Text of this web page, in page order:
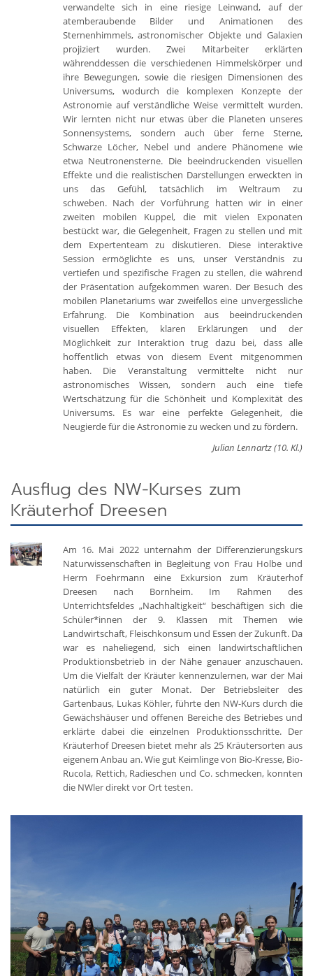
verwandelte sich in eine riesige Leinwand, auf der
atemberaubende Bilder und Animationen des
Sternenhimmels, astronomischer Objekte und Galaxien
projiziert wurden. Zwei Mitarbeiter erklärten
währenddessen die verschiedenen Himmelskörper und
ihre Bewegungen, sowie die riesigen Dimensionen des
Universums, wodurch die komplexen Konzepte der
Astronomie auf verständliche Weise vermittelt wurden.
Wir lernten nicht nur etwas über die Planeten unseres
Sonnensystems, sondern auch über ferne Sterne,
Schwarze Löcher, Nebel und andere Phänomene wie
etwa Neutronensterne. Die beeindruckenden visuellen
Effekte und die realistischen Darstellungen erweckten in
uns das Gefühl, tatsächlich im Weltraum zu
schweben. Nach der Vorführung hatten wir in einer
zweiten mobilen Kuppel, die mit vielen Exponaten
bestückt war, die Gelegenheit, Fragen zu stellen und mit
dem Expertenteam zu diskutieren. Diese interaktive
Session ermöglichte es uns, unser Verständnis zu
vertiefen und spezifische Fragen zu stellen, die während
der Präsentation aufgekommen waren. Der Besuch des
mobilen Planetariums war zweifellos eine unvergessliche
Erfahrung. Die Kombination aus beeindruckenden
visuellen Effekten, klaren Erklärungen und der
Möglichkeit zur Interaktion trug dazu bei, dass alle
hoffentlich etwas von diesem Event mitgenommen
haben. Die Veranstaltung vermittelte nicht nur
astronomisches Wissen, sondern auch eine tiefe
Wertschätzung für die Schönheit und Komplexität des
Universums. Es war eine perfekte Gelegenheit, die
Neugierde für die Astronomie zu wecken und zu fördern.
Julian Lennartz (10. Kl.)
Ausflug des NW-Kurses zum
Kräuterhof Dreesen
Am 16. Mai 2022 unternahm der Differenzierungskurs
Naturwissenschaften in Begleitung von Frau Holbe und
Herrn Foehrmann eine Exkursion zum Kräuterhof
Dreesen nach Bornheim. Im Rahmen des
Unterrichtsfeldes „Nachhaltigkeit“ beschäftigen sich die
Schüler*innen der 9. Klassen mit Themen wie
Landwirtschaft, Fleischkonsum und Essen der Zukunft. Da
war es naheliegend, sich einen landwirtschaftlichen
Produktionsbetrieb in der Nähe genauer anzuschauen.
Um die Vielfalt der Kräuter kennenzulernen, war der Mai
natürlich ein guter Monat. Der Betriebsleiter des
Gartenbaus, Lukas Köhler, führte den NW-Kurs durch die
Gewächshäuser und offenen Bereiche des Betriebes und
erklärte dabei die einzelnen Produktionsschritte. Der
Kräuterhof Dreesen bietet mehr als 25 Kräutersorten aus
eigenem Anbau an. Wie gut Keimlinge von Bio-Kresse, Bio-
Rucola, Rettich, Radieschen und Co. schmecken, konnten
die NWler direkt vor Ort testen.